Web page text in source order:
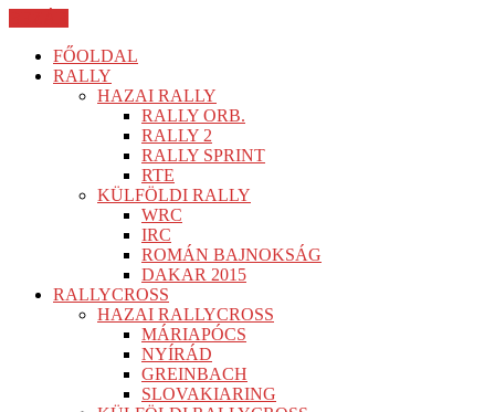
FŐOLDAL
RALLY
HAZAI RALLY
RALLY ORB.
RALLY 2
RALLY SPRINT
RTE
KÜLFÖLDI RALLY
WRC
IRC
ROMÁN BAJNOKSÁG
DAKAR 2015
RALLYCROSS
HAZAI RALLYCROSS
MÁRIAPÓCS
NYÍRÁD
GREINBACH
SLOVAKIARING